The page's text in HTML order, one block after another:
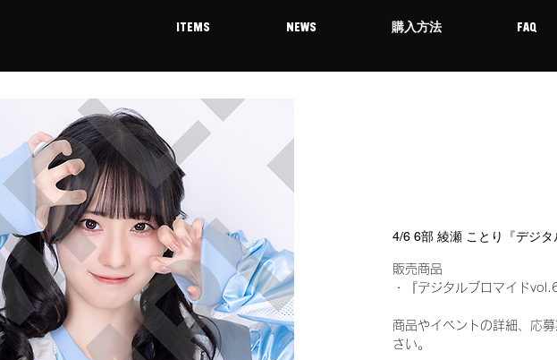
ITEMS NEWS 購入方法 FAQ
4/6 6部 綾瀬 ことり『デジ
販売商品
・『デジタルブロマイド
商品やイベントの詳細、応
さい。